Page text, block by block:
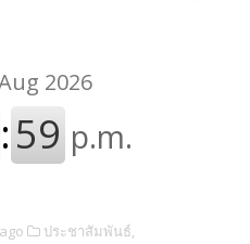
ประชาสัมพันธ์,